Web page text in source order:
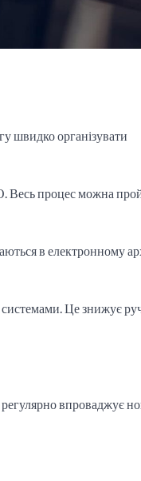
швидко організувати
Весь процес можна
в електронному
Це знижує
впроваджує